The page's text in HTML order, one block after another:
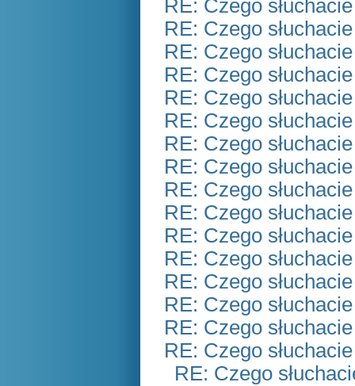
RE: Czego
RE: Czego
RE: Czego
RE: Czego
RE: Czego
RE: Czego
RE: Czego
RE: Czego
RE: Czego
RE: Czego
RE: Czego
RE: Czego
RE: Czego
RE: Czego
RE: Czego
RE: Czego
RE: Czego